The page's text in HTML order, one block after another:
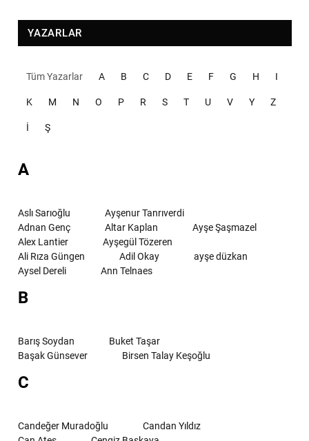
YAZARLAR
Tüm Yazarlar A B C D E F G H I
K M N O P R S T U V Y Z
İ Ş
A
Aslı Sarıoğlu
Ayşenur Tanrıverdi
Adnan Genç
Altar Kaplan
Ayşe Şaşmazel
Alex Lantier
Ayşegül Tözeren
Ali Rıza Güngen
Adil Okay
ayşe düzkan
Aysel Dereli
Ann Telnaes
B
Barış Soydan
Buket Taşar
Başak Günsever
Birsen Talay Keşoğlu
C
Candeğer Muradoğlu
Candan Yıldız